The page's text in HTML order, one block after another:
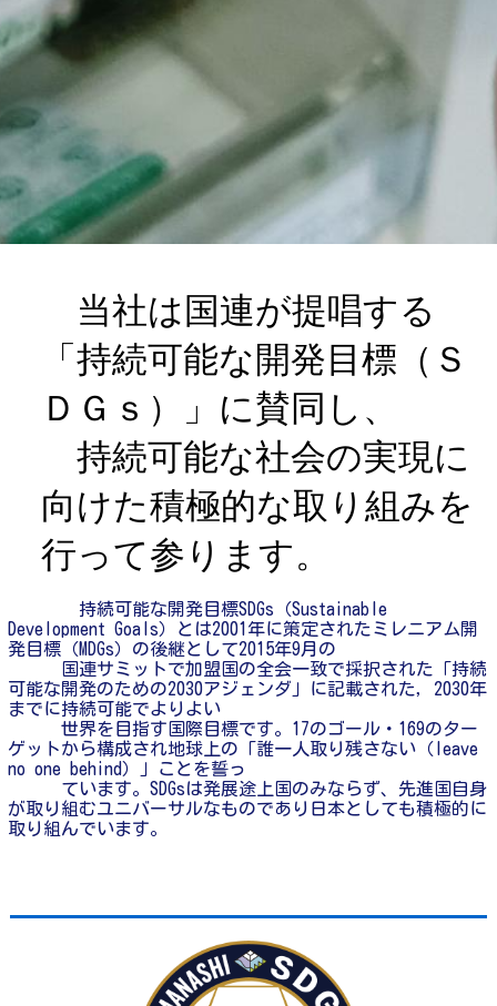
当社は国連が提唱する
「持続可能な開発目標（Ｓ
ＤＧｓ）」に賛同し、
持続可能な社会の実現に
向けた積極的な取り組みを
行って参ります。
持続可能な開発目標SDGs（Sustainable
Development Goals）とは2001年に策定されたミレニアム開
発目標（MDGs）の後継として2015年9月の
国連サミットで加盟国の全会一致で採択された「持続
可能な開発のための2030アジェンダ」に記載された，2030年
までに持続可能でよりよい
世界を目指す国際目標です。17のゴール・169のター
ゲットから構成され地球上の「誰一人取り残さない（ leave
no one behind）」ことを誓っ
ています。 SDGsは発展途上国のみならず、先進国自身
が取り組むユニバーサルなものであり日本としても積極的に
取り組んでいます。